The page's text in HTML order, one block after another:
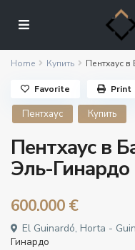
Home Купить Пентхаус
Пентхаус Купить
Пентхаус в
Эль-Гинардо
600.000 €
El Guinardó, Horta -
Гинардо
Favorite Print